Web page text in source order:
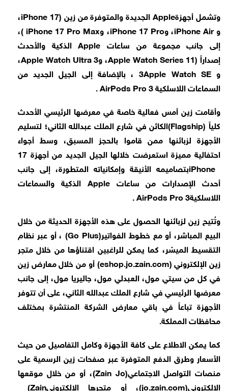
وتشمل أجهزةAppleالجديدة والمتوفرة من زين (iPhone 17،
وiPhone Air، وiPhone 17 Pro، و( iPhone 17 Pro Max،
إلى جانب مجموعة من ساعاتAppleالذكية والأحدث
إصداراً Apple Watch Series 11)، وApple Watch Ultra 3،
وApple Watch SE 3 ، بالإضافة إلى الجيل الجديد من
السماعات اللاسلكيةAirPods Pro 3
.
وأقامت زين أمس فعالية خاصة في معرضها الرئيسي الأحدث
كلياً(Flagship)الكائن في شارع الملك عبدالله الثاني؛ لتسليم
الأجهزة لزبائنها ممن قاموا بالحجز المسبق، وسط أجواء
احتفالية مميزة استعرضت خلالها الجيل الجديد من أجهزة 17
iPhoneبتصاميمه الأنيقة وإمكانياته المتطورة، إلى جانب
أحدث الإصدارات من ساعات Appleالذكية والسماعات
اللاسلكيةAirPods Pro 3
.
وتُتيح زين لزبائنها الحصول على هذه الأجهزة الحديثة من خلال
البيع المباشر، أو مع خطوط الفواتير(Go Plus) ، أو عبر نظام
التقسيط الميسّر، كما يمكن للراغبين اقتناؤها من خلال متجر
زين الإلكتروني(eshop.jo.zain.com)أو من خلال معارض زين
في كل من سيتي مول، العبدلي مول، جاليريا مول، إلى جانب
معرضها الرئيسي في شارع الملك عبدالله الثاني، على أن تتوفر
الأجهزة تباعاً في باقي معارض الشركة المنتشرة بمختلف
محافظات المملكة.
كما يمكن الاطلاع على كافة الأجهزة وكامل التفاصيل من حيث
الأسعار وطرق الدفع المتوفرة عبر صفحات زين الرسمية على
منصات التواصل الاجتماعي(Zain Jo)، أو من خلال موقعها
الإلكتروني(jo.zain.com)، أو متجرها الإلكتروني(Zain